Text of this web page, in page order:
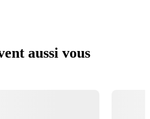
aussi vous